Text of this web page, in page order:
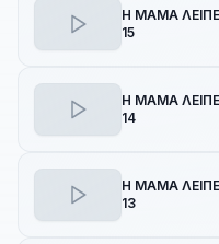
Η ΜΑΜΑ
15
Η ΜΑΜΑ
14
Η ΜΑΜΑ
13